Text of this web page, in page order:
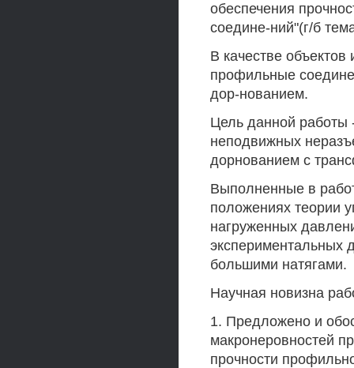
обеспечения
соедине-ний"(г/б
В качестве
профильные
дор-нованием.
Цель данной работы
неподвижных
дорнованием с
Выполненные в
положениях теории
нагруженных
экспериментальных
большими натягами.
Научная новизна
1. Предложено и
макронеровностей
прочности